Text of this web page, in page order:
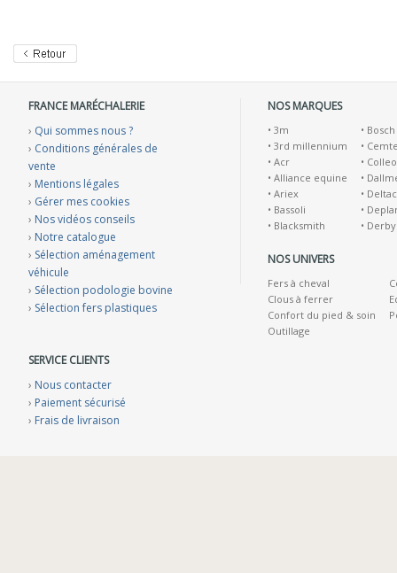
FRANCE MARÉCHALERIE
› Qui sommes nous ?
› Conditions générales de
vente
› Mentions légales
› Gérer mes cookies
› Nos vidéos conseils
› Notre catalogue
› Sélection aménagement
véhicule
› Sélection podologie bovine
› Sélection fers plastiques
SERVICE CLIENTS
› Nous contacter
› Paiement sécurisé
› Frais de livraison
NOS MARQUES
• 3m
• 3rd millennium
• Acr
• Alliance equine
• Ariex
• Bassoli
• Blacksmith
• Bosch
•
•
•
•
•
• Derby
NOS UNIVERS
Fers à cheval
Clous à ferrer
Confort du pied & soin
Outillage